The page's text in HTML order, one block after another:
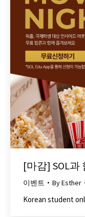
[마감] SOL과
이벤트 ByEsther
Korean student